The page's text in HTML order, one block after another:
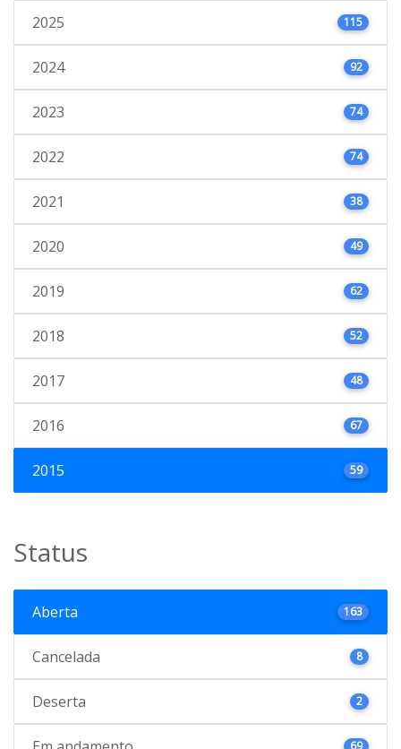
2025 115
2024 92
2023 74
2022 74
2021 38
2020 49
2019 62
2018 52
2017 48
2016 67
2015 59
Status
Aberta 163
Cancelada 8
Deserta 2
69